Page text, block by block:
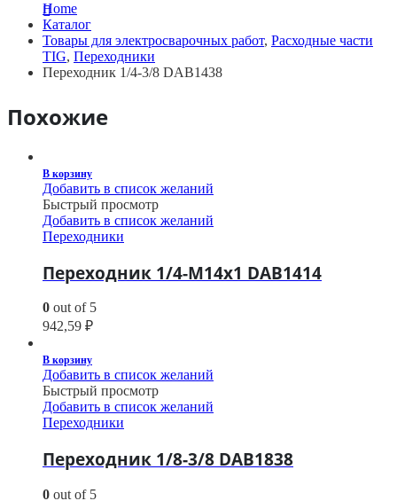
Home
Каталог
Товары для электросварочных работ, Расходные части
TIG, Переходники
Переходник 1/4-3/8 DAB1438
Похожие
В корзину
Добавить в список желаний
Быстрый просмотр
Добавить в список желаний
Переходники
Переходник 1/4-M14х1 DAB1414
0 out of 5
942,59 ₽
В корзину
Добавить в список желаний
Быстрый просмотр
Добавить в список желаний
Переходники
Переходник 1/8-3/8 DAB1838
0 out of 5